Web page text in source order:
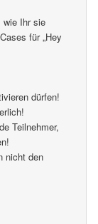
wie Ihr sie
für „Hey
dürfen!
Teilnehmer,
nicht den